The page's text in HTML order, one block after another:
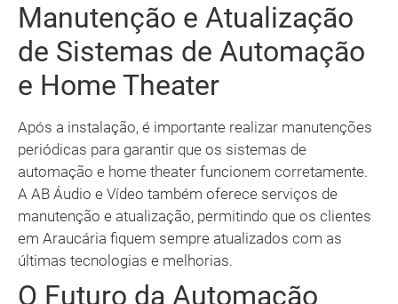
Manutenção e Atualização
de Sistemas de Automação
e Home Theater
Após a instalação, é importante realizar manutenções
periódicas para garantir que os sistemas de
automação e home theater funcionem corretamente.
A AB Áudio e Vídeo também oferece serviços de
manutenção e atualização, permitindo que os clientes
em Araucária fiquem sempre atualizados com as
últimas tecnologias e melhorias.
O Futuro da Automação